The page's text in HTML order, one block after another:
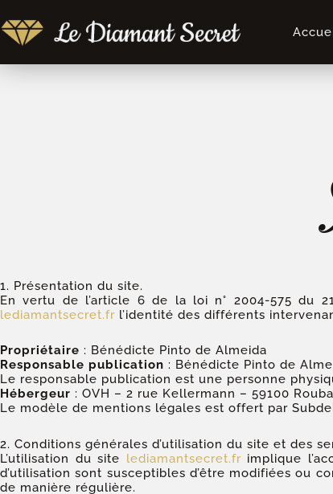
au
contenu
1. Présentation du site.
En vertu de l’article 6 de la loi n° 2004-575 du
lediamantsecret.fr l’identité des différents
Propriétaire : Bénédicte Pinto de Almeida
Responsable publication : Bénédicte Pinto de
Le responsable publication est une personne
Hébergeur : OVH – 2 rue Kellermann – 59100
Le modèle de mentions légales est offert par
2. Conditions générales d’utilisation du site et des
L’utilisation du site lediamantsecret.frimplique
d’utilisation sont susceptibles d’être modifiées ou
de manière régulière.